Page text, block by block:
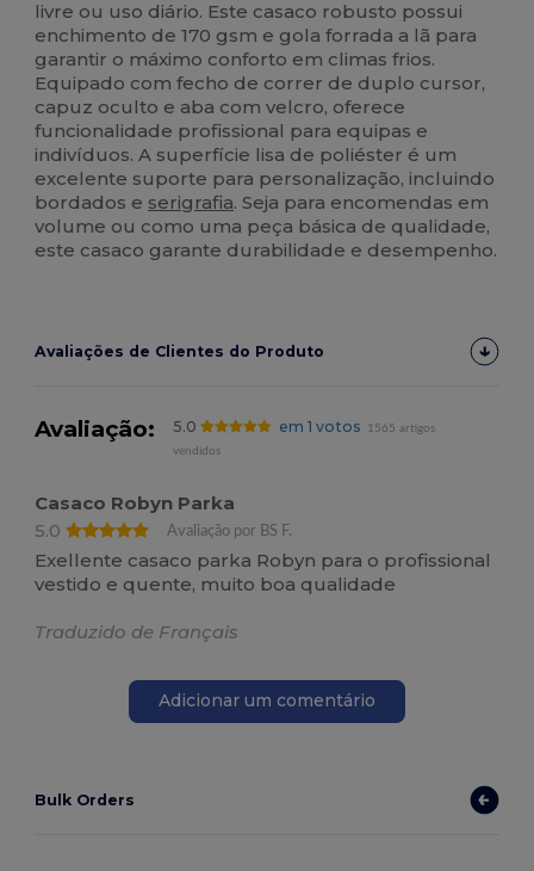
livre ou uso diário. Este casaco robusto possui
enchimento de 170 gsm e gola forrada a lã para
garantir o máximo conforto em climas frios.
Equipado com fecho de correr de duplo cursor,
capuz oculto e aba com velcro, oferece
funcionalidade profissional para equipas e
indivíduos. A superfície lisa de poliéster é um
excelente suporte para personalização, incluindo
bordados e serigrafia. Seja para encomendas em
volume ou como uma peça básica de qualidade,
este casaco garante durabilidade e desempenho.
Avaliações de Clientes do Produto
Avaliação: 5.0 em 1 votos
1565 artigos
vendidos
Casaco Robyn Parka
5.0
Avaliação por BS F.
Exellente casaco parka Robyn para o profissional
vestido e quente, muito boa qualidade
Traduzido de Français
Adicionar um comentário
Bulk Orders